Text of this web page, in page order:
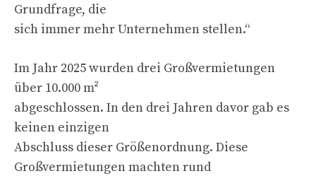
Grundfrage, die
sich immer mehr Unternehmen stellen.“
Im Jahr 2025 wurden drei Großvermietungen
über 10.000 m²
abgeschlossen. In den drei Jahren davor gab es
keinen einzigen
Abschluss dieser Größenordnung. Diese
Großvermietungen machten rund